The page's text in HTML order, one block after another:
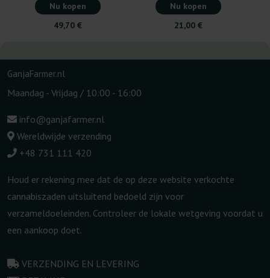
Nu kopen
49,70 €
Nu kopen
21,00 €
GanjaFarmer.nl
Maandag - Vrijdag / 10:00 - 16:00
info@ganjafarmer.nl
Wereldwijde verzending
+48 731 111 420
Houd er rekening mee dat de op deze website verkochte
cannabiszaden uitsluitend bedoeld zijn voor
verzameldoeleinden. Controleer de lokale wetgeving voordat u
een aankoop doet.
VERZENDING EN LEVERING